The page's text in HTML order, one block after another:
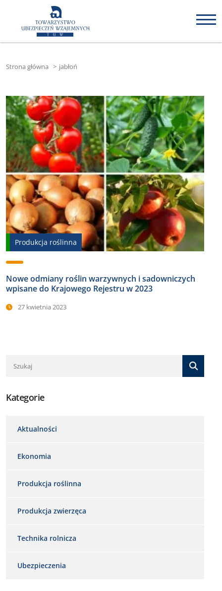
Strona główna > jabłoń
Produkcja roślinna
Nowe odmiany roślin warzywnych i sadowniczych
wpisane do Krajowego Rejestru w 2023
27 kwietnia 2023
Kategorie
Aktualności
Ekonomia
Produkcja roślinna
Produkcja zwierzęca
Technika rolnicza
Ubezpieczenia